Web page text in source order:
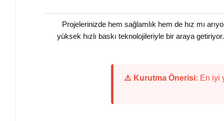
Projelerinizde hem sağlamlık hem de hız mı
yüksek hızlı baskı teknolojileriyle bir araya
⚠️ Kurutma Önerisi: En iyi